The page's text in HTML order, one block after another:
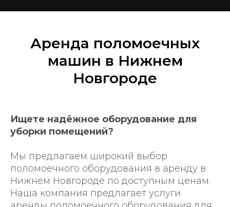
Аренда поломоечных
машин в Нижнем
Новгороде
Ищете надёжное оборудование для
уборки помещений?
Мы предлагаем широкий выбор
поломоечного оборудования в аренду в
Нижнем Новгороде по доступным ценам.
Наша компания предлагает услуги